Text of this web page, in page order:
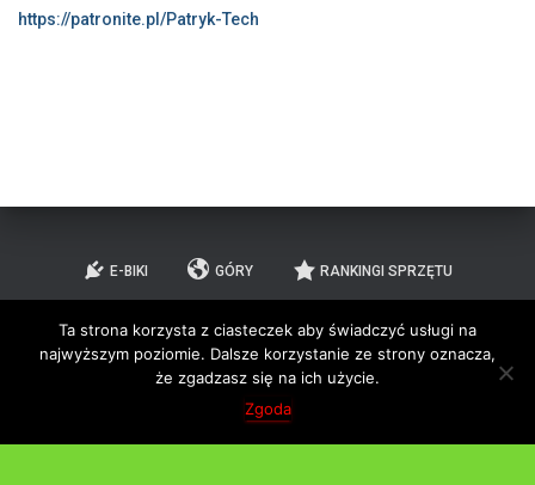
https://patronite.pl/Patryk-Tech
E-BIKI GÓRY RANKINGI SPRZĘTU
PORADNIKI TESTY/RECENZJE RECENZJE GIER
O MNIE KONTAKT
Hestia | Stworzone przezThemeIsle
Ta strona korzysta z ciasteczek aby świadczyć usługi na
najwyższym poziomie. Dalsze korzystanie ze strony oznacza,
że zgadzasz się na ich użycie.
Zgoda